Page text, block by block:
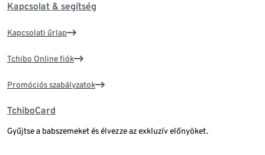
Kapcsolat & segítség
Kapcsolati űrlap
Tchibo Online fiók
Promóciós szabályzatok
TchiboCard
Gyűjtse a babszemeket és élvezze az exkluzív előnyöket.